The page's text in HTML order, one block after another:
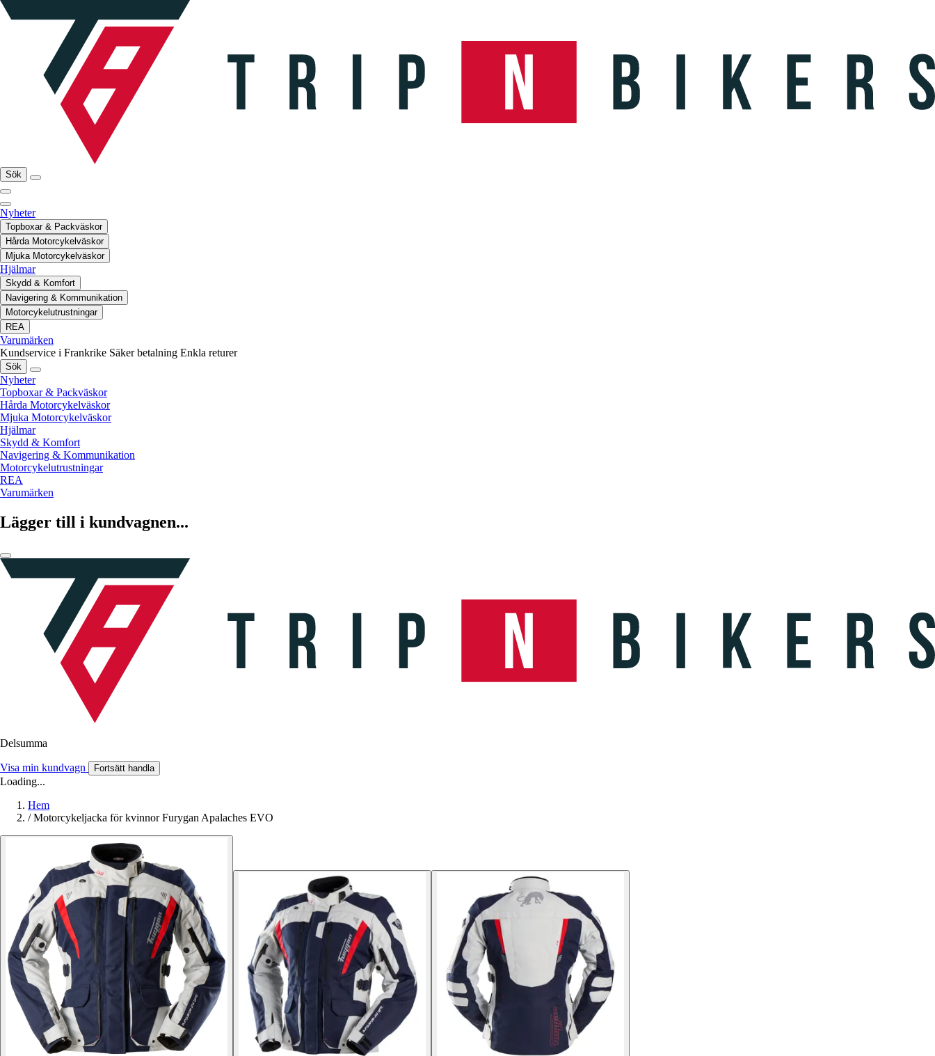
Sök
Nyheter
Topboxar & Packväskor
Hårda Motorcykelväskor
Mjuka Motorcykelväskor
Hjälmar
Skydd & Komfort
Navigering & Kommunikation
Motorcykelutrustningar
REA
Varumärken
Kundservice i Frankrike Säker betalning Enkla returer
Sök
Nyheter
Topboxar & Packväskor
Hårda Motorcykelväskor
Mjuka Motorcykelväskor
Hjälmar
Skydd & Komfort
Navigering & Kommunikation
Motorcykelutrustningar
REA
Varumärken
Lägger till i kundvagnen...
Delsumma
Visa min kundvagn Fortsätt handla
Loading...
Hem
/ Motorcykeljacka för kvinnor Furygan Apalaches EVO